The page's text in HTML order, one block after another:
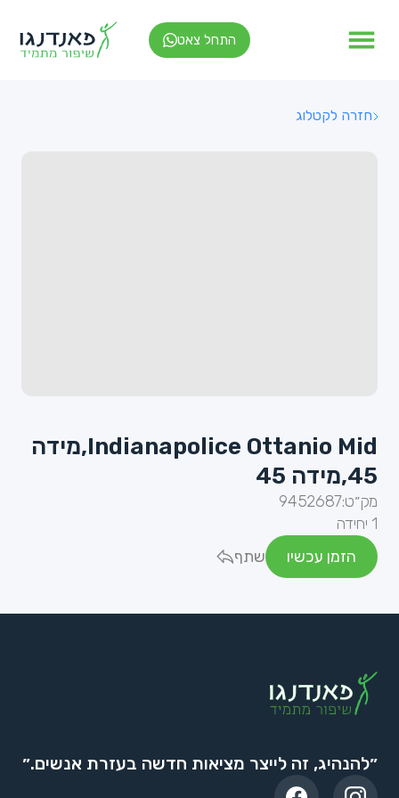
התחל צאט
חזרה לקטלוג
Indianapolice Ottanio Mid,מידה
45,מידה 45
מק״ט:9452687
1 יחידה
הזמן עכשיו
שתף
״להנהיג, זה לייצר מציאות חדשה בעזרת אנשים.״